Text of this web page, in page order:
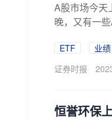
A股市场今天
晚，又有一
ETF 业绩
证券时报
恒誉环保